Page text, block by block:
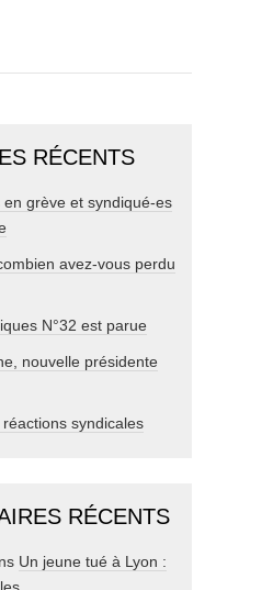
RÉCENTS
grève et syndiqué-es
avez-vous perdu
N°32 est parue
nouvelle présidente
syndicales
RÉCENTS
Un jeune tué à Lyon :